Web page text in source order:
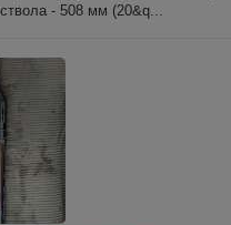
- 508 мм (20&q...